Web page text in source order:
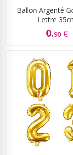
Ballon Argenté
Lettre
0.90 €